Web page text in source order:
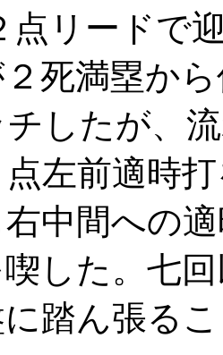
リードで
死満塁か
したが、
点左前適時
中間への
喫した。七
に踏ん張る